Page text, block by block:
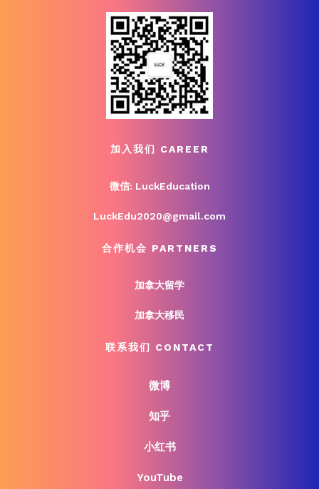
加入我们 CAREER
微信: LuckEducation
LuckEdu2020@gmail.com
合作机会 PARTNERS
加拿大留学
加拿大移民
联系我们 CONTACT
微博
知乎
小红书
YouTube